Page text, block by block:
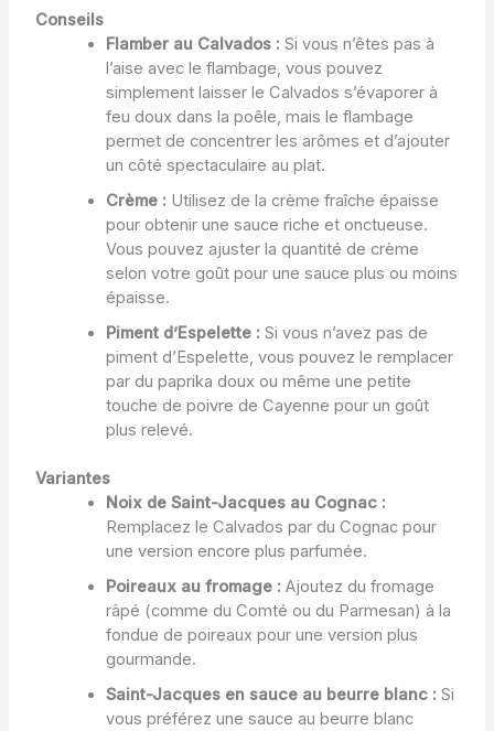
Conseils
Flamber au Calvados : Si vous n’êtes pas à
l’aise avec le flambage, vous pouvez
simplement laisser le Calvados s’évaporer à
feu doux dans la poêle, mais le flambage
permet de concentrer les arômes et d’ajouter
un côté spectaculaire au plat.
Crème : Utilisez de la crème fraîche épaisse
pour obtenir une sauce riche et onctueuse.
Vous pouvez ajuster la quantité de crème
selon votre goût pour une sauce plus ou moins
épaisse.
Piment d’Espelette : Si vous n’avez pas de
piment d’Espelette, vous pouvez le remplacer
par du paprika doux ou même une petite
touche de poivre de Cayenne pour un goût
plus relevé.
Variantes
Noix de Saint-Jacques au Cognac :
Remplacez le Calvados par du Cognac pour
une version encore plus parfumée.
Poireaux au fromage : Ajoutez du fromage
râpé (comme du Comté ou du Parmesan) à la
fondue de poireaux pour une version plus
gourmande.
Saint-Jacques en sauce au beurre blanc : Si
vous préférez une sauce au beurre blanc